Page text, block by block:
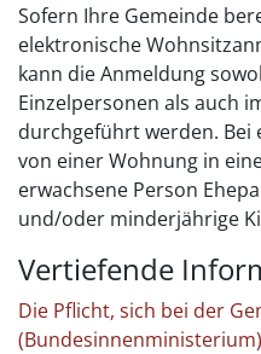
Sofern Ihre Gemeinde
elektronische
kann die Anmeldung
Einzelpersonen als auch
durchgeführt werden. Bei
von einer Wohnung in
erwachsene Person
und/oder minderjährige
Vertiefende
Die Pflicht, sich bei der
(Bundesinnenministerium)